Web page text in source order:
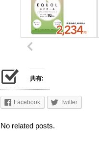
共有:
Facebook Twitter
No related posts.